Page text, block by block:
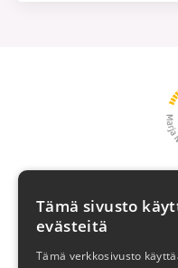
Tämä sivusto
evästeitä
Tämä verkkosivusto